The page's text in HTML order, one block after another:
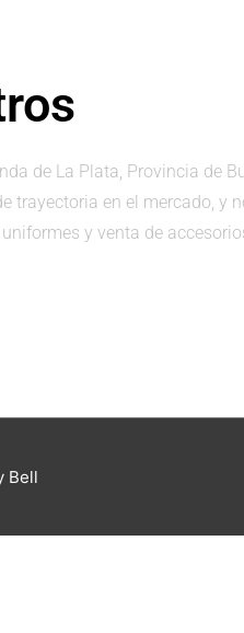
de La Plata, Provincia de
trayectoria en el mercado, y
y venta de
Bell